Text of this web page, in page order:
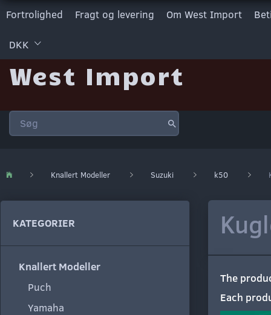
Fortrolighed Fragt og levering Om West Import
DKK
West Import
Knallert Modeller Suzuki k50
KATEGORIER
Knallert Modeller
Puch
Yamaha
The
Each